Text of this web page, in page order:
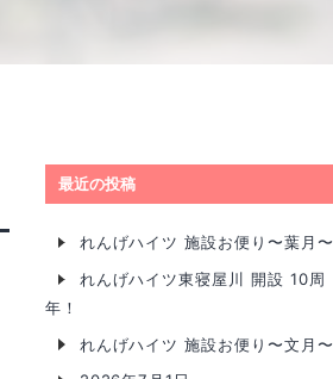
最近の投稿
れんげハイツ 施設お便り〜葉月〜
れんげハイツ東寝屋川 開設 10周
年！
れんげハイツ 施設お便り〜文月〜